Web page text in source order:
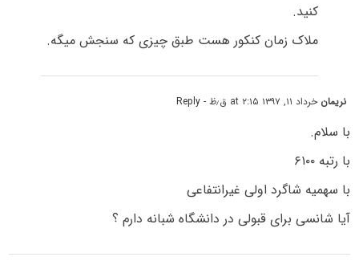
کنید.
ملاک زمان کنکور هست طبق چیزی که سنجش میگه.
نریمان خرداد ۱۱, ۱۳۹۷ at ۲:۱۵ ق٫ظ - Reply
با سلام.
با رتبه ۶۱۰۰
با سهمیه شاگرد اولی غیرانتفاعی
آیا شانسی برای قبولی در دانشگاه شبانه دارم ؟